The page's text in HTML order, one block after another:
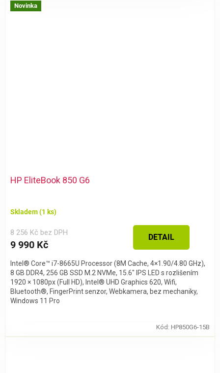
Novinka
HP EliteBook 850 G6
Skladem(1 ks)
8 256 Kč bez DPH
9 990 Kč
DETAIL
Intel® Core™ i7-8665U Processor (8M Cache, 4×1.90/4.80 GHz),
8 GB DDR4, 256 GB SSD M.2 NVMe, 15.6″ IPS LED s rozlišením
1920 × 1080px (Full HD), Intel® UHD Graphics 620, Wifi,
Bluetooth®, FingerPrint senzor, Webkamera, bez mechaniky,
Windows 11 Pro
Kód: HP850G6-15B